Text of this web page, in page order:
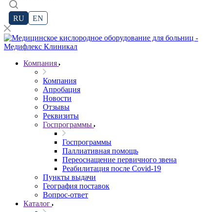
RU EN
Компания
Компания
Апробация
Новости
Отзывы
Реквизиты
Госпрограммы
Госпрограммы
Паллиативная помощь
Переоснащение первичного звена
Реабилитация после Covid-19
Пункты выдачи
География поставок
Вопрос-ответ
Каталог